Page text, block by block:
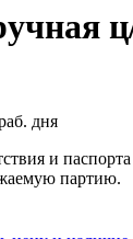
дня
и
партию.